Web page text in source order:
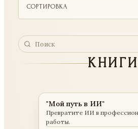
СОРТИРОВКА
"Мой путь в ИИ"
Превратите ИИ в
работы.